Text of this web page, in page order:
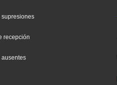
supresiones
recepción
ausentes